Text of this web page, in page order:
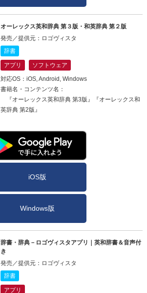
オーレックス英和辞典 第３版・和英辞典 第２版
発売／提供元：ロゴヴィスタ
辞書
アプリ
ソフトウェア
対応OS：iOS, Android, Windows
書籍名・コンテンツ名：
『オーレックス英和辞典 第3版』『オーレックス和
英辞典 第2版』
iOS版
Windows版
辞書・辞典－ロゴヴィスタアプリ｜英和辞書＆音声付
き
発売／提供元：ロゴヴィスタ
辞書
アプリ